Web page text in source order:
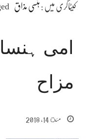
کیٹاگری میں : ہنسی مذاق
امی
مزاح
مئ 14, 2018